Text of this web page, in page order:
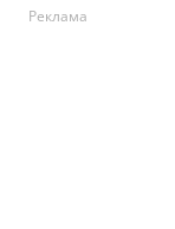
Реклама